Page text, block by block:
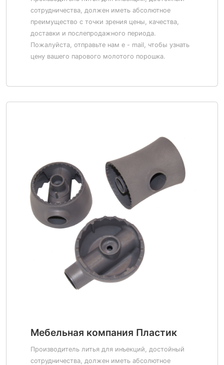
сотрудничества, должен иметь абсолютное
преимущество с точки зрения цены, качества,
доставки и послепродажного периода.
Пожалуйста, отправьте нам e - mail, чтобы узнать
цену вашего парового молотого порошка.
Мебельная компания Пластик
Производитель литья для инъекций, достойный
сотрудничества, должен иметь абсолютное